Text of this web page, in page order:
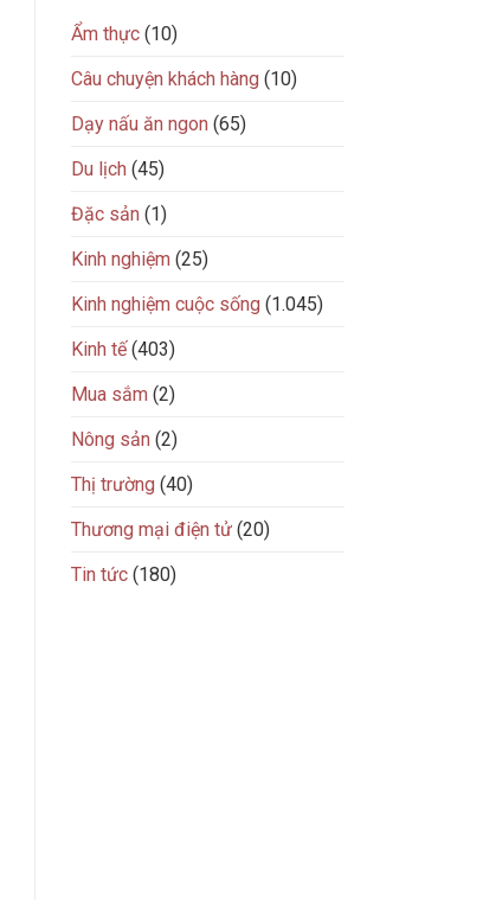
Ẩm thực(10)
Câu chuyện khách hàng (10)
Dạy nấu ăn ngon (65)
Du lịch (45)
Đặc sản (1)
Kinh nghiệm (25)
Kinh nghiệm cuộc sống (1.045)
Kinh tế(403)
Mua sắm (2)
Nông sản (2)
Thị trường (40)
Thương mại điện tử(20)
Tin tức(180)